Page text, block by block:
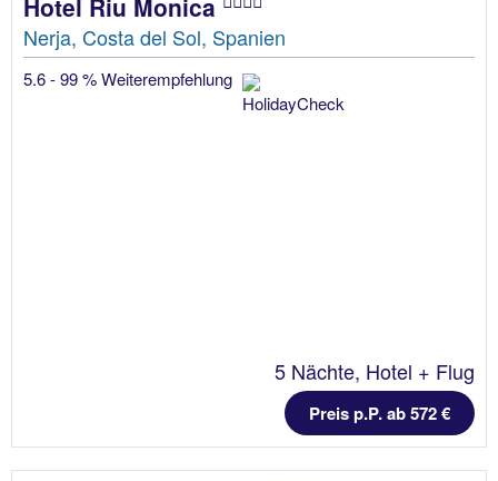
Hotel Riu Monica
Nerja, Costa del Sol, Spanien
5.6 - 99 % Weiterempfehlung
5 Nächte, Hotel + Flug
Preis p.P. ab 572 €